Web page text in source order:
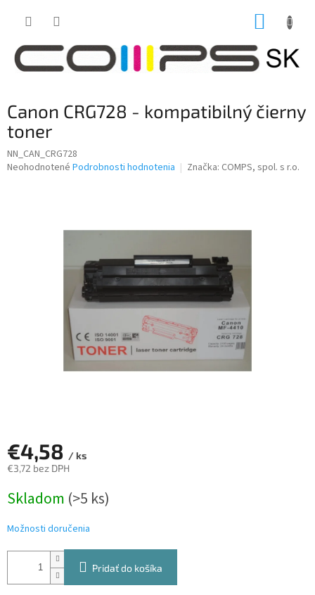
Canon CRG728 - kompatibilný čierny
toner
NN_CAN_CRG728
Priemerné
Neohodnotené Podrobnosti hodnotenia Značka: COMPS, spol. s r.o.
€4,58 / ks
€3,72 bez DPH
cena:
Skladom (>5 ks)
Možnosti doručenia
Pridať do košíka